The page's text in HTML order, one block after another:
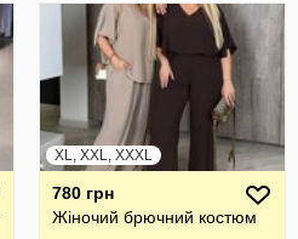
XL, XXL, XXXL
780 грн
Жiночий брючний костюм